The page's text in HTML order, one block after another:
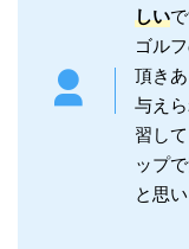
しい
ゴル
頂き
与え
習し
ップ
と思い